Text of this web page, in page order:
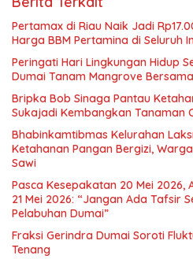
Pertamax di Riau Naik Jadi
Harga BBM Pertamina di Seluruh
Peringati Hari Lingkungan Hidup
Dumai Tanam Mangrove
Bripka Bob Sinaga Pantau
Sukajadi Kembangkan Tanaman
Bhabinkamtibmas Kelurahan
Ketahanan Pangan Bergizi,
Sawi
Pasca Kesepakatan 20 Mei 2026,
21 Mei 2026: “Jangan Ada Tafsir
Pelabuhan Dumai”
Fraksi Gerindra Dumai Soroti
Tenang